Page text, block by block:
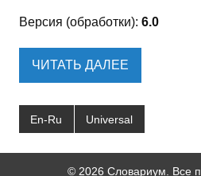
Версия (обработки): 6.0
ЧИТАТЬ ДАЛЕЕ
En-Ru Universal
© 2026 Словариум. Все